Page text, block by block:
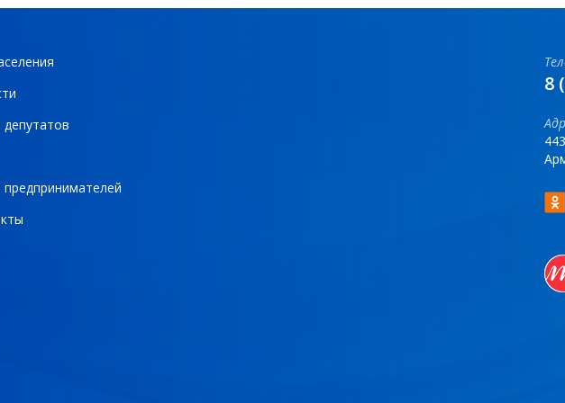
предпринимателей
8